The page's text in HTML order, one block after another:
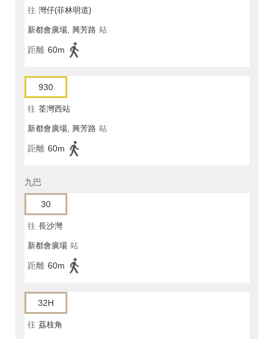
往 灣仔(菲林明道)
新都會廣場, 興芳路 站
距離 60m
930
往 荃灣西站
新都會廣場, 興芳路 站
距離 60m
九巴
30
往 長沙灣
新都會廣場 站
距離 60m
32H
往 荔枝角